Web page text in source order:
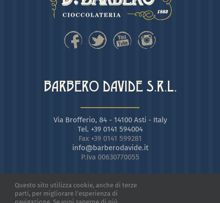
BARBERO DAVIDE S.R.L.
Via Brofferio, 84 - 14100 Asti - Italy
Tel. +39 0141 594004
Fax +39 0141 599281
info@barberodavide.it
P.Iva 00630770055
Questo sito utilizza cookie, anche di terze
parti, per migliorare l'esperienza di